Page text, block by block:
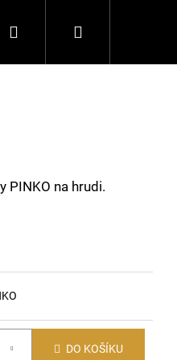
LA MARTINA
PřihlášeníNákupní
PINKO na hrudi.
DO KOŠÍKU